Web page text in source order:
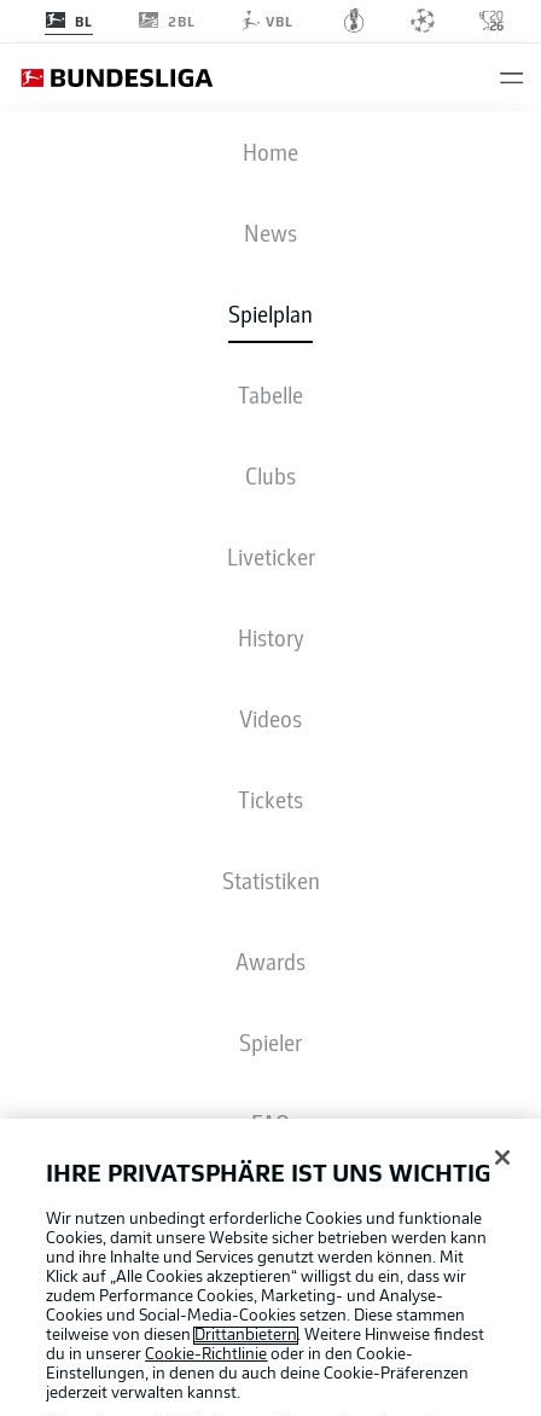
BL 2BL VBL
Home
News
Spielplan
Tabelle
Clubs
Liveticker
History
Videos
Tickets
Statistiken
Awards
Spieler
FAQ
Bundesliga App
Fantasy Manager
TSG
AUFSTELLUNGEN
Die Startaufstellung wird 60 Minuten vor
IHRE PRIVATSPHÄRE IST UNS WICHTIG
Wir nutzen unbedingt erforderliche Cookies und funktionale
Cookies, damit unsere Website sicher betrieben werden kann
und ihre Inhalte und Services genutzt werden können. Mit
Klick auf „Alle Cookies akzeptieren“ willigst du ein, dass wir
zudem Performance Cookies, Marketing- und Analyse-
Cookies und Social-Media-Cookies setzen. Diese stammen
teilweise von diesen Drittanbietern. Weitere Hinweise findest
du in unsererCookie-Richtlinie oder in den Cookie-
Einstellungen, in denen du auch deine Cookie-Präferenzen
jederzeit verwalten kannst.